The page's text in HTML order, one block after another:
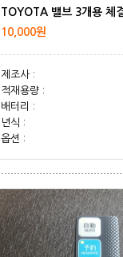
TOYOTA 밸브 3개용 체
10,000원
제조사 :
적재용량 :
배터리 :
년식 :
옵션 :